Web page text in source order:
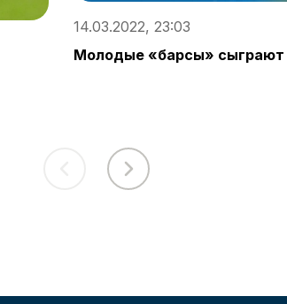
14.03.2022, 23:03
Молодые «барсы» сыграют